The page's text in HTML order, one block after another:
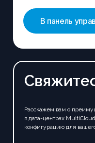
В панель
Расскажем вам о
в дата-центрах
конфигурацию для